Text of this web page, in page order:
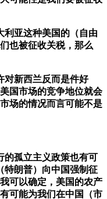
利亚这种美国的（自由
也被征收关税，那么
对新西兰反而是件好
国市场的竞争地位就会
场的情况而言可能不是
的孤立主义政策也有可
特朗普）向中国强制征
可以确定，美国的农产
可能为我们在中国（市